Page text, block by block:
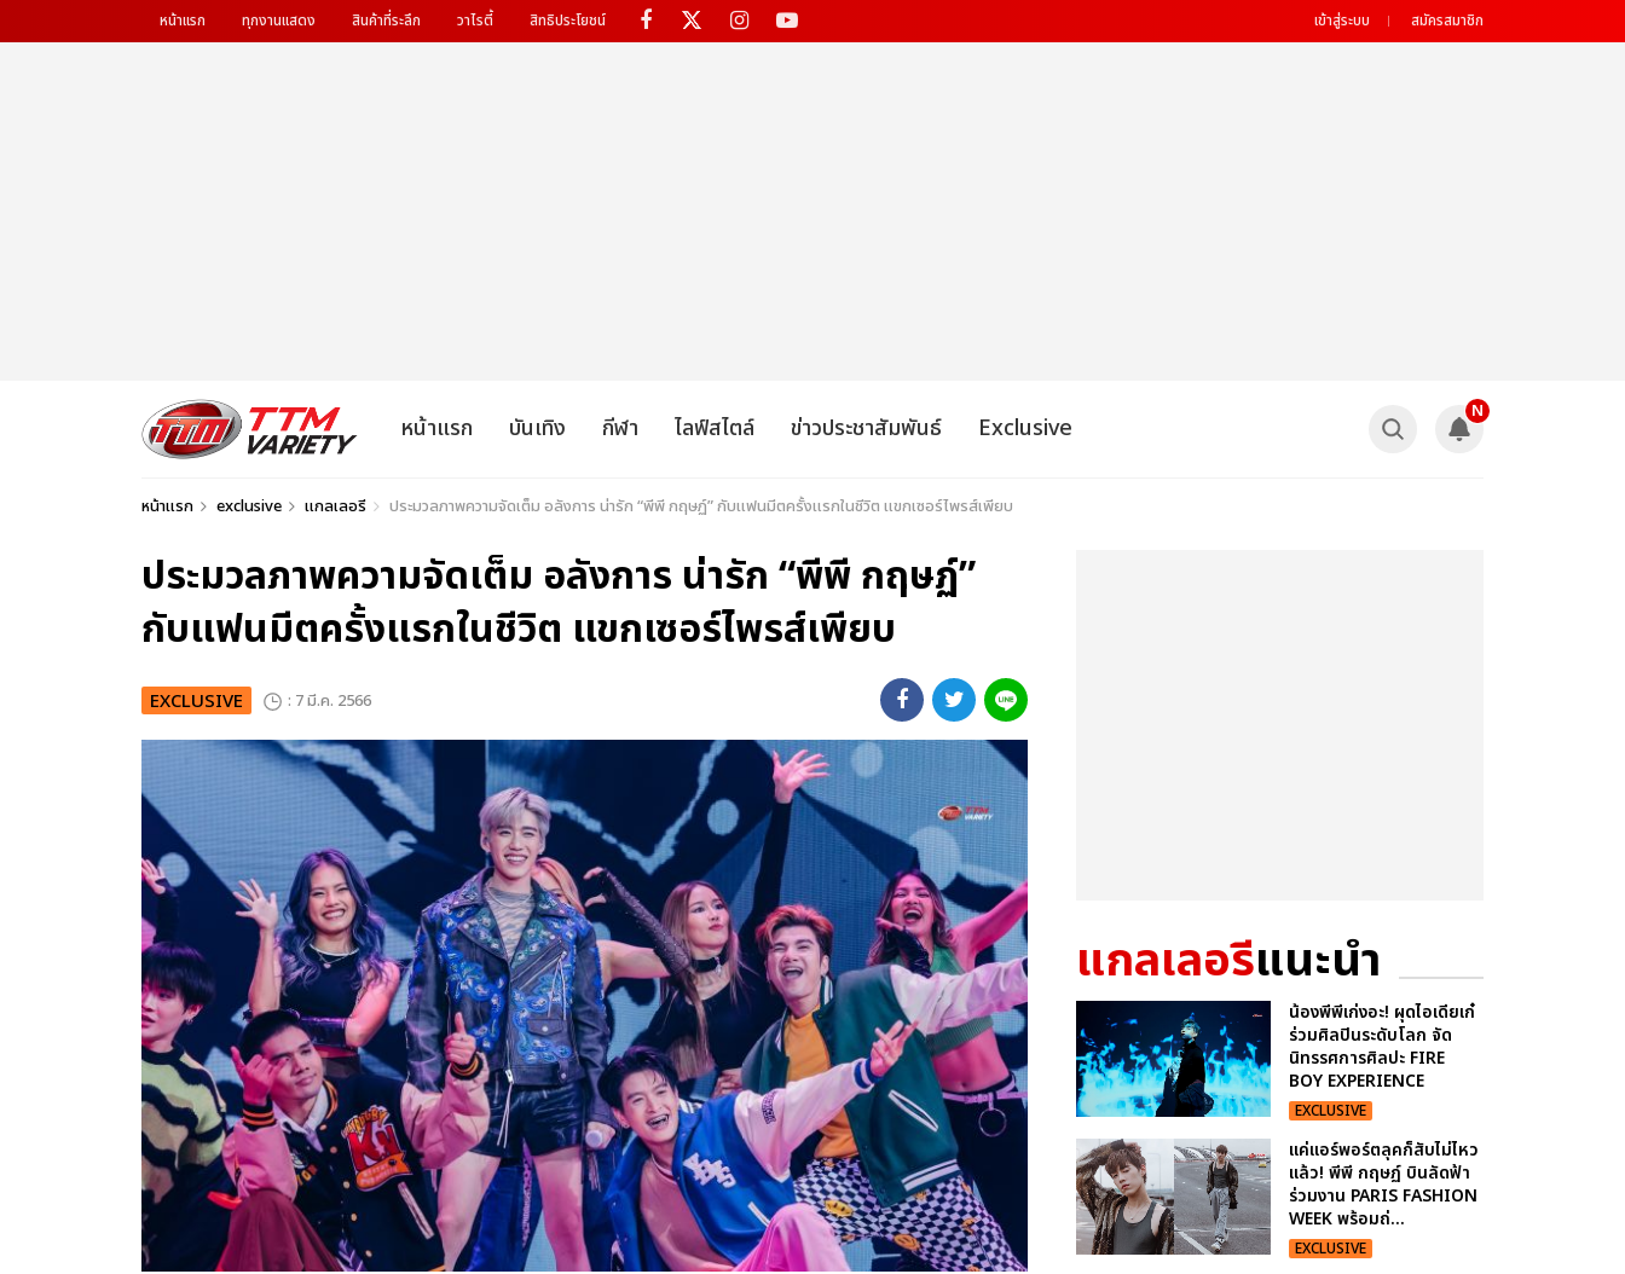
หน้าแรก ทุกงานแสดง สินค้าที่ระลึก วาไรตี้ สิทธิประโยชน์ เข้าสู่ระบบ สมัครสมาชิก
หน้าแรก บันเทิง กีฬา ไลฟ์สไตล์ ข่าวประชาสัมพันธ์ Exclusive
N
หน้าแรก exclusive แกลเลอรี ประมวลภาพความจัดเต็ม อลังการ น่ารัก “พีพี กฤษฏ์” กับแฟนมีตครั้งแรกในชีวิต แขกเซอร์ไพรส์เพียบ
ประมวลภาพความจัดเต็ม อลังการ น่ารัก “พีพี กฤษฏ์”
กับแฟนมีตครั้งแรกในชีวิต แขกเซอร์ไพรส์เพียบ
EXCLUSIVE : 7 มี.ค. 2566
แกลเลอรีแนะนำ
น้องพีพีเก่งอะ! ผุดไอเดียเก๋
ร่วมศิลปินระดับโลก จัด
นิทรรศการศิลปะ FIRE
BOY EXPERIENCE
EXCLUSIVE
แค่แอร์พอร์ตลุคก็สับไม่ไหว
แล้ว! พีพี กฤษฏ์ บินลัดฟ้า
ร่วมงาน PARIS FASHION
WEEK พร้อมถ่...
EXCLUSIVE